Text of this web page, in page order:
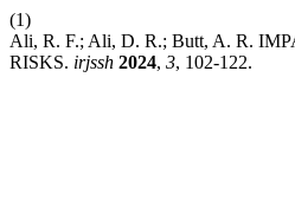
(1)
Ali, R. F.; Ali, D. R.; Butt, A. R.
RISKS. irjssh 2024, 3, 102-122.